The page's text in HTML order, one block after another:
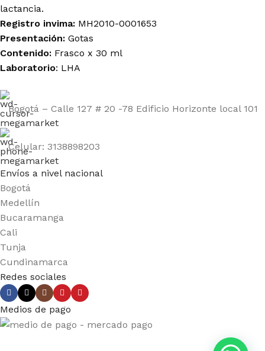
lactancia.
Registro invima: MH2010-0001653
Presentación: Gotas
Contenido: Frasco x 30 ml
Laboratorio: LHA
Bogotá – Calle 127 # 20 -78 Edificio Horizonte local 101
Celular: 3138898203
Envíos a nivel nacional
Bogotá
Medellín
Bucaramanga
Cali
Tunja
Cundinamarca
Redes sociales
Medios de pago